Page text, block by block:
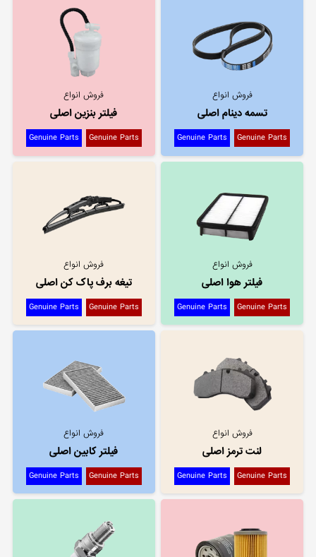
فروش انواع
تسمه دینام اصلی
Genuine Parts
Genuine Parts
فروش انواع
فیلتر بنزین اصلی
Genuine Parts
Genuine Parts
فروش انواع
فیلتر هوا اصلی
Genuine Parts
Genuine Parts
فروش انواع
تیغه برف پاک کن اصلی
Genuine Parts
Genuine Parts
فروش انواع
لنت ترمز اصلی
Genuine Parts
Genuine Parts
فروش انواع
فیلتر کابین اصلی
Genuine Parts
Genuine Parts